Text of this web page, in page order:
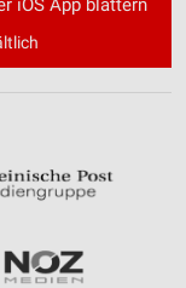
iOS App blättern